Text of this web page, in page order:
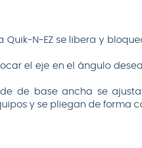
Quik-N-EZ se libera y
el eje en el ángulo
de base ancha se
y se pliegan de forma